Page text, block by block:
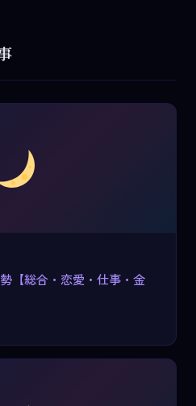
【総合・恋愛・仕事・金